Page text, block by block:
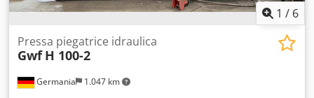
1 / 6
Germania 1.047 km
Pressa piegatrice idraulica
Gwf H 100-2